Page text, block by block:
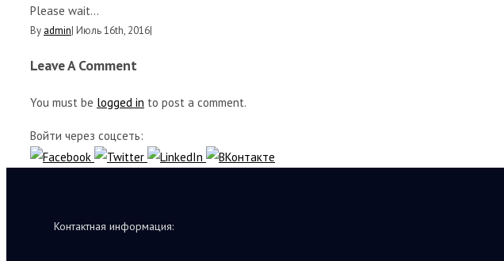
Please wait...
By admin| Июль 16th, 2016|
Leave A Comment
You must be logged in to post a comment.
Войти через соцсеть:
Контактная информация: